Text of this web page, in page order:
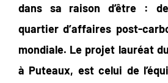
dans sa raison d’être :
quartier d’affaires post-
mondiale. Le projet lauréat
à Puteaux, est celui de